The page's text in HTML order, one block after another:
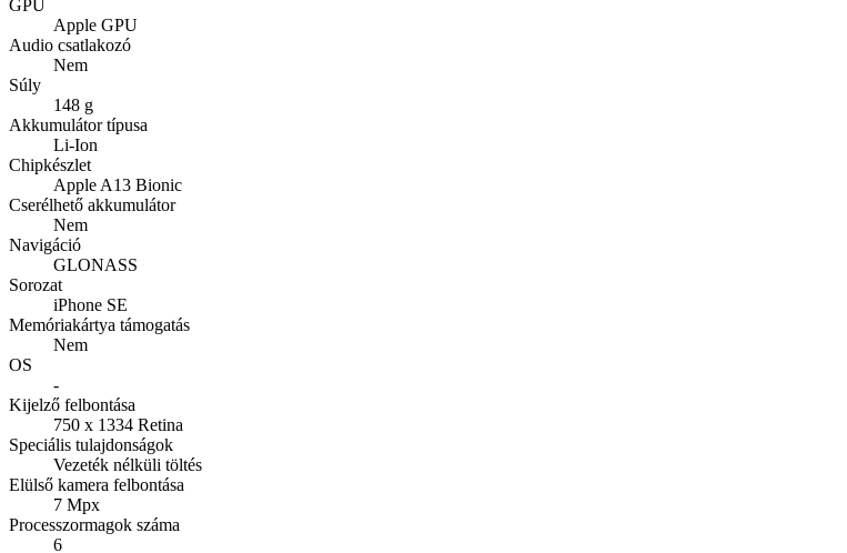
GPU
Apple GPU
Audio csatlakozó
Nem
Súly
148 g
Akkumulátor típusa
Li-Ion
Chipkészlet
Apple A13 Bionic
Cserélhető akkumulátor
Nem
Navigáció
GLONASS
Sorozat
iPhone SE
Memóriakártya támogatás
Nem
OS
-
Kijelző felbontása
750 x 1334 Retina
Speciális tulajdonságok
Vezeték nélküli töltés
Elülső kamera felbontása
7 Mpx
Processzormagok száma
6